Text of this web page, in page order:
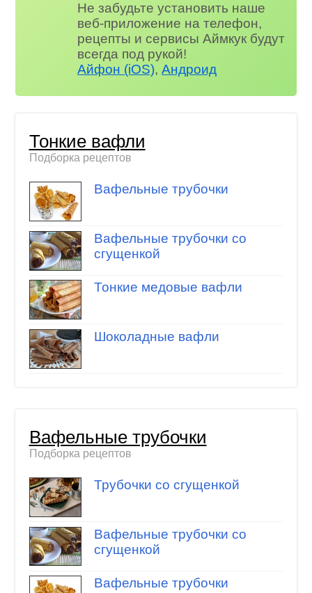
Не забудьте установить наше
веб-приложение на телефон,
рецепты и сервисы Аймкук будут
всегда под рукой!
Айфон (iOS),Андроид
Тонкие вафли
Подборка рецептов
Вафельные трубочки
Вафельные трубочки со
сгущенкой
Тонкие медовые вафли
Шоколадные вафли
Вафельные трубочки
Подборка рецептов
Трубочки со сгущенкой
Вафельные трубочки со
сгущенкой
Вафельные трубочки